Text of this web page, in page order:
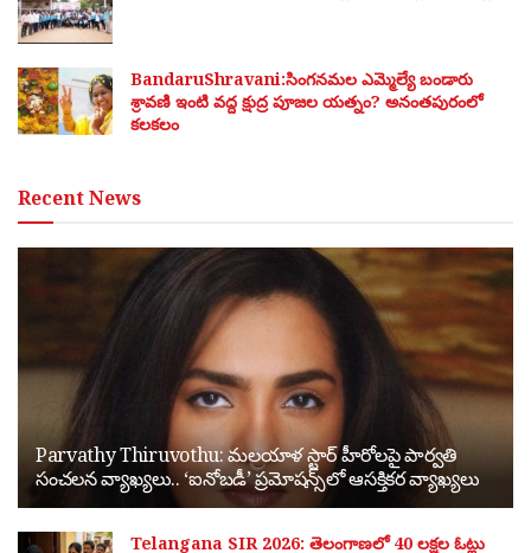
BandaruShravani:సింగనమల ఎమ్మెల్యే బండారు
శ్రావణి ఇంటి వద్ద క్షుద్ర పూజల యత్నం? అనంతపురంలో
కలకలం
Recent News
Parvathy Thiruvothu: మలయాళ స్టార్ హీరోలపై పార్వతి
సంచలన వ్యాఖ్యలు.. ‘ఐనోబడీ’ ప్రమోషన్స్‌లో ఆసక్తికర వ్యాఖ్యలు
Telangana SIR 2026: తెలంగాణలో 40 లక్షల ఓట్లు